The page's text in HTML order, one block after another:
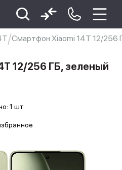
12c
Смартфон Xiaomi 14T 12/256
12/256 ГБ, зеленый
1 шт